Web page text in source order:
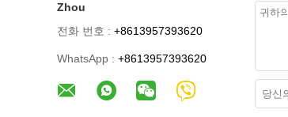
Zhou
전화 번호 : +8613957393620
WhatsApp : +8613957393620